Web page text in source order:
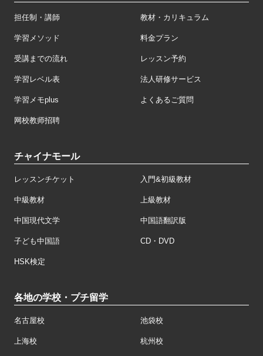
担任制・講師 教材・カリキュラム
学習メソッド 料金プラン
受講までの流れ レッスン予約
学習レベル表 法人研修サービス
学習メモplus よくあるご質問
网校教师招聘
チャイナモール
レッスンチケット 入門&初級教材
中級教材 上級教材
中国現代文学 中国語翻訳版
子ども中国語 CD・DVD
HSK検定
各地の学校・プチ留学
名古屋校 池袋校
上海校 杭州校